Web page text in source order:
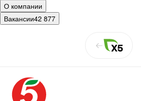
О компании
Вакансии42 877